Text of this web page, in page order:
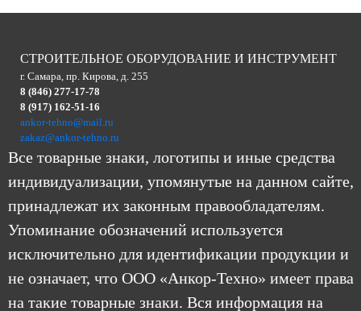
СТРОИТЕЛЬНОЕ ОБОРУДОВАНИЕ И ИНСТРУМЕНТ
г. Самара, пр. Кирова, д. 255
8 (846) 277-17-78
8 (917) 162-51-16
ankor-tehno@mail.ru
zakaz@ankor-tehno.ru
Все товарные знаки, логотипы и иные средства
индивидуализации, упомянутые на данном сайте,
принадлежат их законным правообладателям.
Упоминание обозначений используется
исключительно для идентификации продукции и
не означает, что ООО «Анкор-Техно» имеет права
на такие товарные знаки. Вся информация на